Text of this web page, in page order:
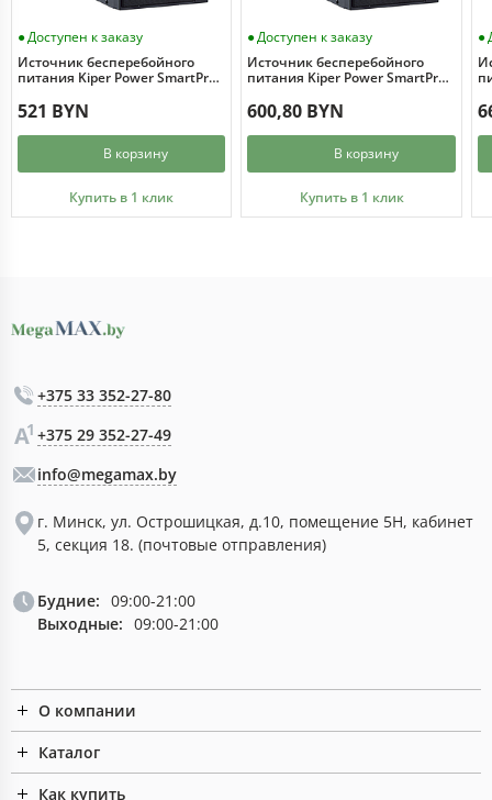
Доступен к заказу
Источник бесперебойного
питания Kiper Power SmartPro
521 BYN
В корзину
Купить в 1 клик
Доступен к заказу
Источник бесперебойного
питания Kiper Power SmartPro
600,80 BYN
В корзину
Купить в 1 клик
+375 33 352-27-80
+375 29 352-27-49
info@megamax.by
г. Минск, ул. Острошицкая, д.10, помещение 5Н, кабинет
5, секция 18. (почтовые отправления)
Будние: 09:00-21:00
Выходные: 09:00-21:00
О компании
Каталог
Как купить